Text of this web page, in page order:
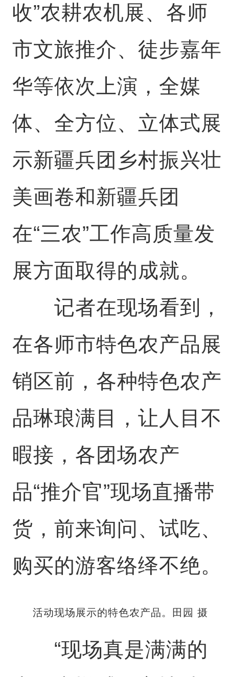
收”农耕农机展、各师
市文旅推介、徒步嘉年
华等依次上演，全媒
体、全方位、立体式展
示新疆兵团乡村振兴壮
美画卷和新疆兵团
在“三农”工作高质量发
展方面取得的成就。
记者在现场看到，
在各师市特色农产品展
销区前，各种特色农产
品琳琅满目，让人目不
暇接，各团场农产
品“推介官”现场直播带
货，前来询问、试吃、
购买的游客络绎不绝。
活动现场展示的特色农产品。田园 摄
“现场真是满满的